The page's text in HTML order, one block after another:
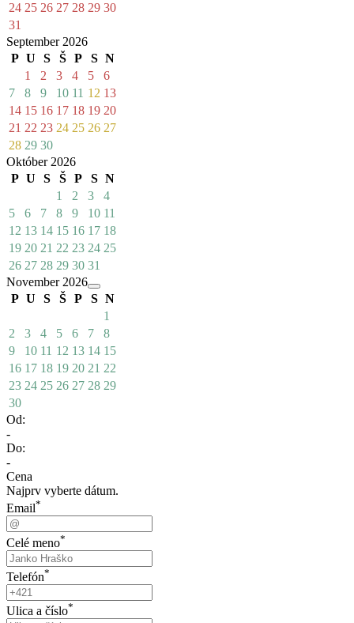
24 25 26 27 28 29 30
31
September 2026
P U S Š P S N
1
2 3 4 5
6
7
8 9 10 11 12 13
14 15 16 17 18 19 20
21 22 23 24 25 26 27
28 29 30
Október 2026
P U S Š P S N
1
2 3
4
5
6 7 8 9 10 11
12 13 14 15 16 17 18
19 20 21 22 23 24 25
26 27 28 29 30 31
November 2026
P U S Š P S N
1
2
3 4 5 6 7
8
9
10 11 12 13 14 15
16 17 18 19 20 21 22
23 24 25 26 27 28 29
30
Od:
-
Do:
-
Cena
Najprv vyberte dátum.
Email*
Celé meno*
Telefón*
Ulica a číslo*